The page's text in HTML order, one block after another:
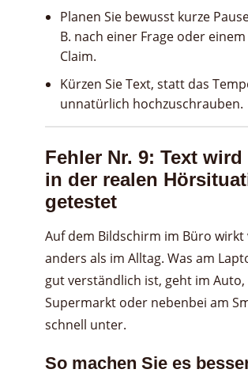
Planen Sie bewusst kurze
B. nach einer Frage oder
Claim.
Kürzen Sie Text, statt das
unnatürlich hochzuschrauben.
Fehler Nr. 9: Text
in der realen
getestet
Auf dem Bildschirm im Büro wirkt
anders als im Alltag. Was am
gut verständlich ist, geht im Auto,
Supermarkt oder nebenbei am
schnell unter.
So machen Sie es